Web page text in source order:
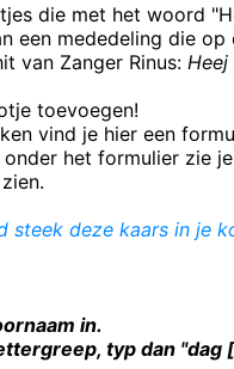
die met het woord
een mededeling die op
van Zanger Rinus:
toevoegen!
vind je hier een
het formulier zie
steek deze kaars in je
in.
typ dan "dag